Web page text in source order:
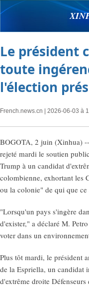
Le président
toute
l'élection
French.news.cn | 2026-06-03 à
BOGOTA, 2 juin (Xinhua)
rejeté mardi le soutien
Trump à un candidat
colombienne, exhortant les
ou la colonie" de qui que ce
"Lorsqu'un pays s'ingère
d'exister," a déclaré M.
voter dans un
Plus tôt mardi, le président
de la Espriella, un candidat
d'extrême droite